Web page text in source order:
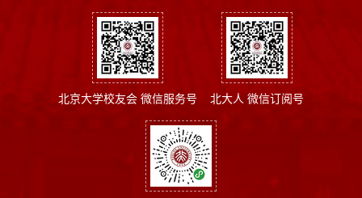
北京大学校友会 微信服务号 北大人 微信订阅号